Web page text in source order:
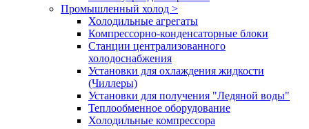
Промышленный холод >
Холодильные агрегаты
Компрессорно-конденсаторные блоки
Станции централизованного
холодоснабжения
Установки для охлаждения жидкости
(Чиллеры)
Установки для получения "Ледяной воды"
Теплообменное оборудование
Холодильные компрессора